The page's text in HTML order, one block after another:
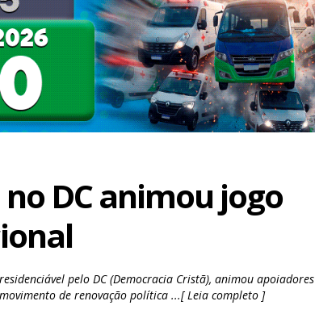
DC animou jogo
pelo DC (Democracia Cristã), animou apoiadores
de renovação política ...[ Leia completo ]